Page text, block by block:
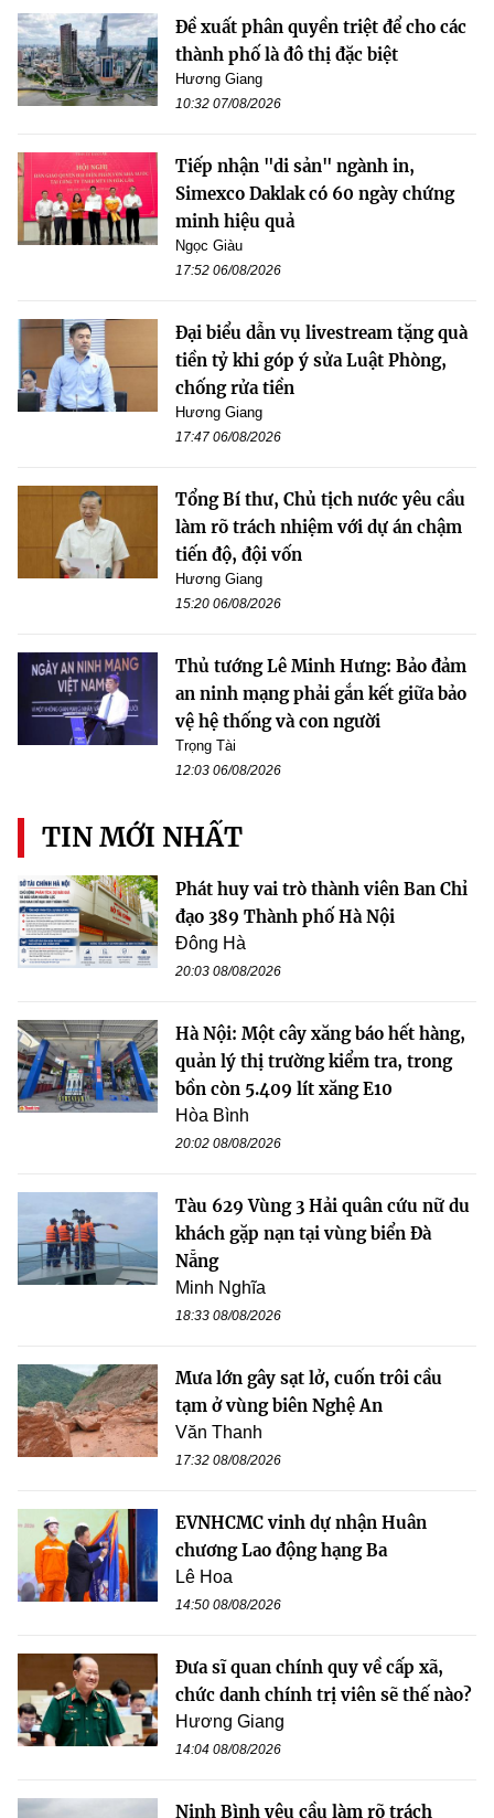
Đề xuất phân quyền triệt để cho các
thành phố là đô thị đặc biệt
Hương Giang
10:32 07/08/2026
Tiếp nhận "di sản" ngành in,
Simexco Daklak có 60 ngày chứng
minh hiệu quả
Ngọc Giàu
17:52 06/08/2026
Đại biểu dẫn vụ livestream tặng quà
tiền tỷ khi góp ý sửa Luật Phòng,
chống rửa tiền
Hương Giang
17:47 06/08/2026
Tổng Bí thư, Chủ tịch nước yêu cầu
làm rõ trách nhiệm với dự án chậm
tiến độ, đội vốn
Hương Giang
15:20 06/08/2026
Thủ tướng Lê Minh Hưng: Bảo đảm
an ninh mạng phải gắn kết giữa bảo
vệ hệ thống và con người
Trọng Tài
12:03 06/08/2026
TIN MỚI NHẤT
Phát huy vai trò thành viên Ban Chỉ
đạo 389 Thành phố Hà Nội
Đông Hà
20:03 08/08/2026
Hà Nội: Một cây xăng báo hết hàng,
quản lý thị trường kiểm tra, trong
bồn còn 5.409 lít xăng E10
Hòa Bình
20:02 08/08/2026
Tàu 629 Vùng 3 Hải quân cứu nữ du
khách gặp nạn tại vùng biển Đà
Nẵng
Minh Nghĩa
18:33 08/08/2026
Mưa lớn gây sạt lở, cuốn trôi cầu
tạm ở vùng biên Nghệ An
Văn Thanh
17:32 08/08/2026
EVNHCMC vinh dự nhận Huân
chương Lao động hạng Ba
Lê Hoa
14:50 08/08/2026
Đưa sĩ quan chính quy về cấp xã,
chức danh chính trị viên sẽ thế nào?
Hương Giang
14:04 08/08/2026
Ninh Bình yêu cầu làm rõ trách